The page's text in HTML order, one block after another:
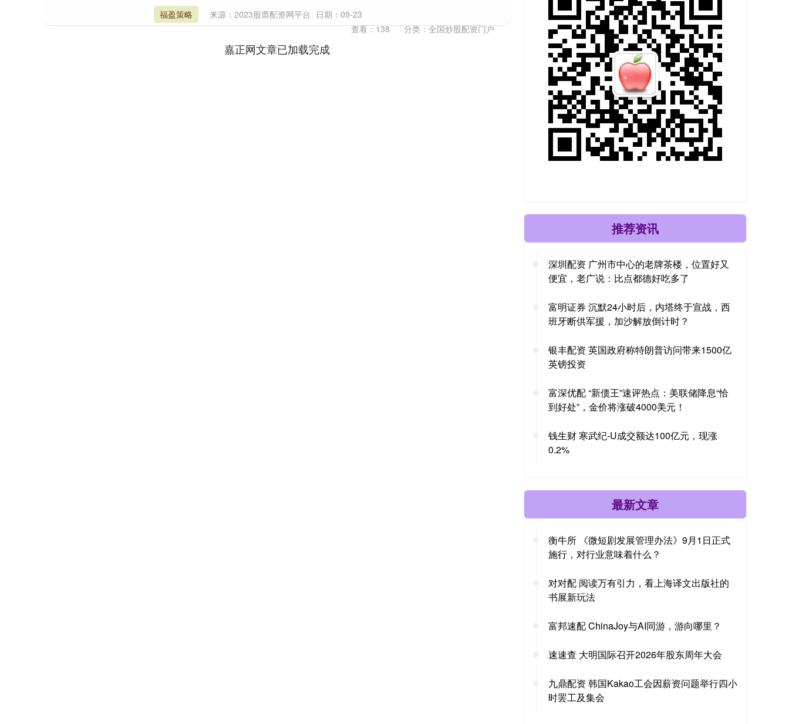
福盈策略 来源：2023股票配资网平台 日期：09-23
查看：138 分类：全国炒股配资门户
嘉正网文章已加载完成
推荐资讯
深圳配资 广州市中心的老牌茶楼，位置好又
便宜，老广说：比点都德好吃多了
富明证券 沉默24小时后，内塔终于宣战，西
班牙断供军援，加沙解放倒计时？
银丰配资 英国政府称特朗普访问带来1500亿
英镑投资
富深优配 “新债王”速评热点：美联储降息“恰
到好处”，金价将涨破4000美元！
钱生财 寒武纪-U成交额达100亿元，现涨
0.2%
最新文章
衡牛所 《微短剧发展管理办法》9月1日正式
施行，对行业意味着什么？
对对配 阅读万有引力，看上海译文出版社的
书展新玩法
富邦速配 ChinaJoy与AI同游，游向哪里？
速速查 大明国际召开2026年股东周年大会
九鼎配资 韩国Kakao工会因薪资问题举行四小
时罢工及集会